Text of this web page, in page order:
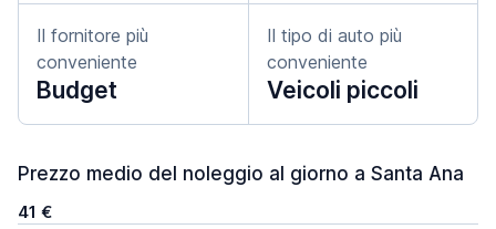
Il fornitore più
conveniente
Budget
Il tipo di auto più
conveniente
Veicoli piccoli
Prezzo medio del noleggio al giorno a Santa Ana
41 €